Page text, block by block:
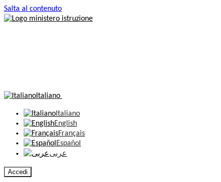
Salta al contenuto
Italiano
Italiano
English
Français
Español
عربى
Accedi